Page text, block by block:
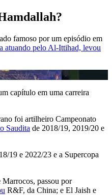
famoso por um episódio em
atuando pelo Al-Ittihad, levou
capítulo em uma carreira
foi artilheiro Campeonato
Saudita de 2018/19, 2019/20 e
19 e 2022/23 e a Supercopa
passou por
R&F, da China; e El Jaish e